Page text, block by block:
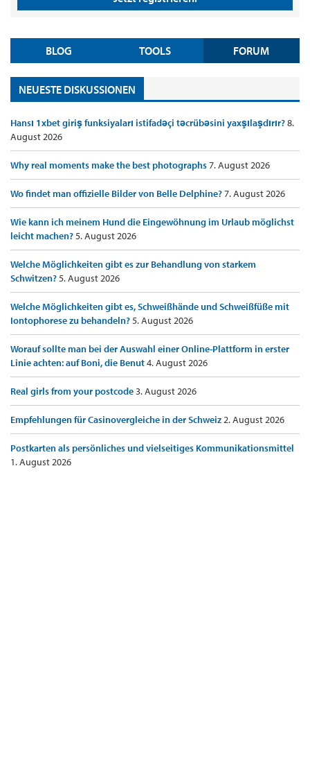
BLOG TOOLS FORUM
NEUESTE DISKUSSIONEN
Hansı 1xbet giriş funksiyaları istifadəçi təcrübəsini yaxşılaşdırır?8.
August 2026
Why real moments make the best photographs7. August 2026
Wo findet man offizielle Bilder von Belle Delphine?7. August 2026
Wie kann ich meinem Hund die Eingewöhnung im Urlaub möglichst
leicht machen?5. August 2026
Welche Möglichkeiten gibt es zur Behandlung von starkem
Schwitzen?5. August 2026
Welche Möglichkeiten gibt es, Schweißhände und Schweißfüße mit
Iontophorese zu behandeln?5. August 2026
Worauf sollte man bei der Auswahl einer Online-Plattform in erster
Linie achten: auf Boni, die Benut4. August 2026
Real girls from your postcode3. August 2026
Empfehlungen für Casinovergleiche in der Schweiz2. August 2026
Postkarten als persönliches und vielseitiges Kommunikationsmittel
1. August 2026